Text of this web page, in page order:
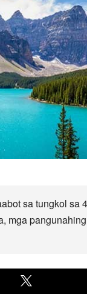
sa tungkol
mga